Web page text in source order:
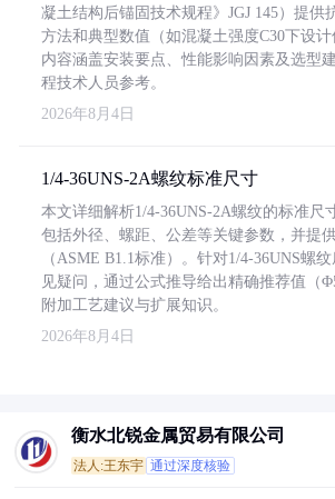
凝土结构后锚固技术规程》JGJ 145）提供
方法和典型数值（如混凝土强度C30下设计
内容涵盖安装要点、性能影响因素及选型
程技术人员参考。
2026年8月4日
1/4-36UNS-2A螺纹标准尺寸
本文详细解析1/4-36UNS-2A螺纹的标准尺
包括外径、螺距、公差等关键参数，并提
（ASME B1.1标准）。针对1/4-36UNS螺
见疑问，通过公式推导给出精确推荐值（
附加工艺建议与扩展知识。
2026年8月4日
衡水北锐金属贸易有限公司
法人:王东宇 通过深度核验